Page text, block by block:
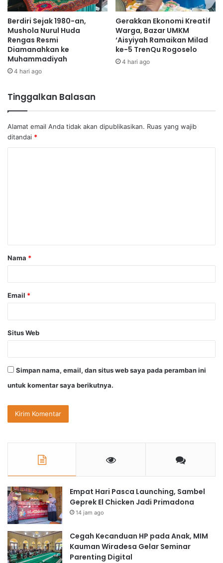
Berdiri Sejak 1980-an,
Mushola Nurul Huda
Rengas Resmi
Diamanahkan ke
Muhammadiyah
4 hari ago
Gerakkan Ekonomi Kreatif
Warga, Bazar UMKM
‘Aisyiyah Ramaikan Milad
ke-5 TrenQu Rogoselo
4 hari ago
Tinggalkan Balasan
Alamat email Anda tidak akan dipublikasikan. Ruas yang wajib
ditandai *
a
r
Nama *
Email *
Situs Web
Simpan nama, email, dan situs web saya pada peramban ini
untuk komentar saya berikutnya.
Empat Hari Pasca Launching, Sambel
Geprek El Chicken Jadi Primadona
14 jam ago
Cegah Kecanduan HP pada Anak, MIM
Kauman Wiradesa Gelar Seminar
Parenting Digital